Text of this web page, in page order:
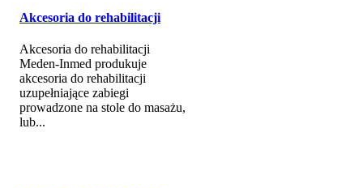
Akcesoria do rehabilitacji
Akcesoria do rehabilitacji
Meden-Inmed produkuje
akcesoria do rehabilitacji
uzupełniające zabiegi
prowadzone na stole do masażu,
lub...